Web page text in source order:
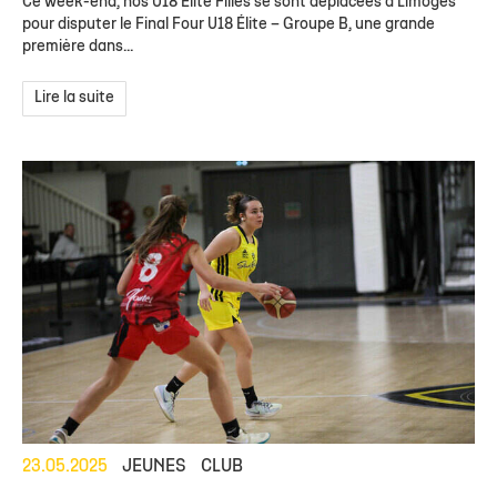
Ce week-end, nos U18 Élite Filles se sont déplacées à Limoges
pour disputer le Final Four U18 Élite – Groupe B, une grande
première dans...
Lire la suite
23.05.2025 JEUNES CLUB